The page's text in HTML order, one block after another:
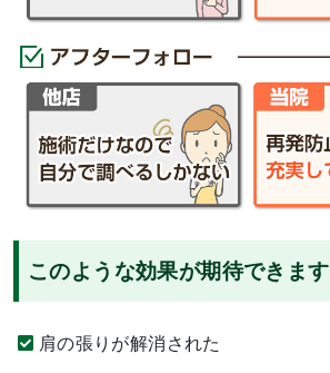
このような効果が期待できます
肩の張りが解消された